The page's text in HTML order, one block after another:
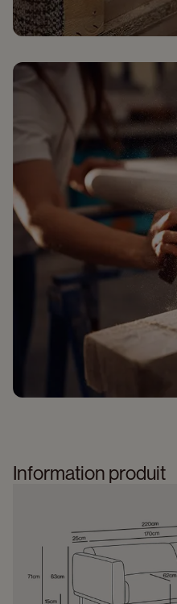
Information produit